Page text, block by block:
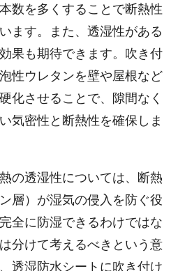
数を多くすることで断熱性
ます。また、透湿性がある
果も期待できます。吹き付
性ウレタンを壁や屋根など
化させることで、隙間なく
気密性と断熱性を確保しま
の透湿性については、断熱
層）が湿気の侵入を防ぐ役
全に防湿できるわけではな
分けて考えるべきという意
透湿防水シートに吹き付け